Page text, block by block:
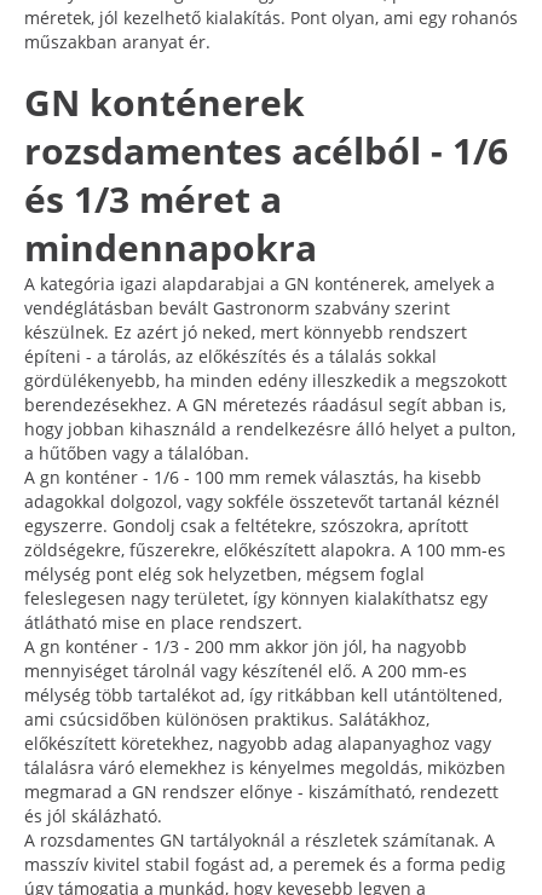
méretek, jól kezelhető kialakítás. Pont olyan, ami egy rohanós
műszakban aranyat ér.
GN konténerek
rozsdamentes acélból - 1/6
és 1/3 méret a
mindennapokra
A kategória igazi alapdarabjai a GN konténerek, amelyek a
vendéglátásban bevált Gastronorm szabvány szerint
készülnek. Ez azért jó neked, mert könnyebb rendszert
építeni - a tárolás, az előkészítés és a tálalás sokkal
gördülékenyebb, ha minden edény illeszkedik a megszokott
berendezésekhez. A GN méretezés ráadásul segít abban is,
hogy jobban kihasználd a rendelkezésre álló helyet a pulton,
a hűtőben vagy a tálalóban.
A gn konténer - 1/6 - 100 mm remek választás, ha kisebb
adagokkal dolgozol, vagy sokféle összetevőt tartanál kéznél
egyszerre. Gondolj csak a feltétekre, szószokra, aprított
zöldségekre, fűszerekre, előkészített alapokra. A 100 mm-es
mélység pont elég sok helyzetben, mégsem foglal
feleslegesen nagy területet, így könnyen kialakíthatsz egy
átlátható mise en place rendszert.
A gn konténer - 1/3 - 200 mm akkor jön jól, ha nagyobb
mennyiséget tárolnál vagy készítenél elő. A 200 mm-es
mélység több tartalékot ad, így ritkábban kell utántöltened,
ami csúcsidőben különösen praktikus. Salátákhoz,
előkészített köretekhez, nagyobb adag alapanyaghoz vagy
tálalásra váró elemekhez is kényelmes megoldás, miközben
megmarad a GN rendszer előnye - kiszámítható, rendezett
és jól skálázható.
A rozsdamentes GN tartályoknál a részletek számítanak. A
masszív kivitel stabil fogást ad, a peremek és a forma pedig
úgy támogatja a munkád, hogy kevesebb legyen a